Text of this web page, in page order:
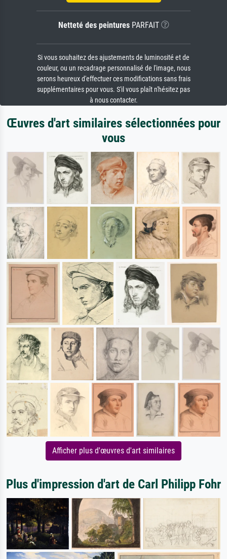
Netteté des peinturesPARFAIT
Si vous souhaitez des ajustements de luminosité et de
couleur, ou un recadrage personnalisé de l'image, nous
serons heureux d'effectuer ces modifications sans frais
supplémentaires pour vous. S'il vous plaît n'hésitez pas
à nous contacter.
Œuvres d'art similaires sélectionnées pour
vous
Afficher plus d'œuvres d'art similaires
Plus d'impression d'art de Carl Philipp Fohr